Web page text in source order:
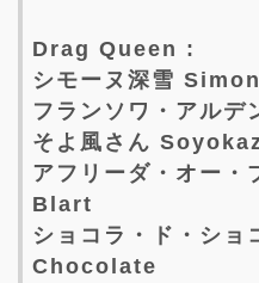
Drag Queen :
シモーヌ深雪
フランソワ・アル
そよ風さん
アフリーダ・オー
Blart
ショコラ・ド・シ
Chocolate